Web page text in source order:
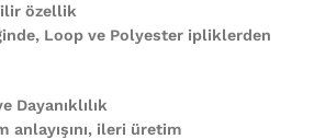
özellik
Loop ve Polyester ipliklerden
Dayanıklılık
anlayışını, ileri üretim